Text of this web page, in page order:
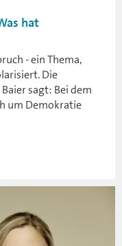
hat
- ein Thema,
Die
sagt: Bei dem
um Demokratie